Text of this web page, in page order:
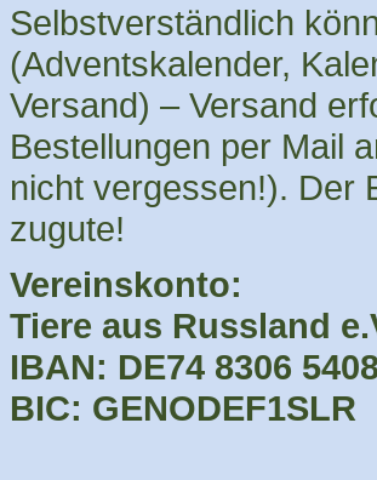
Selbstverständlich
(Adventskalender,
Versand) – Versand
Bestellungen per Mail
nicht vergessen!). Der
zugute!
Vereinskonto:
Tiere aus Russland
IBAN: DE74 8306
BIC: GENODEF1SLR